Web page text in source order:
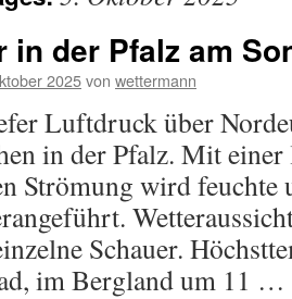
in der Pfalz am
2025von wettermann
Luftdruck über
in der Pfalz. Mit
Strömung wird feuchte
Schauer.
im Bergland um 11 …